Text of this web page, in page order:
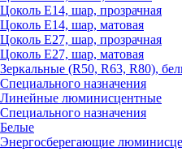
Цоколь Е14, шар, прозрачная
Цоколь Е14, шар, матовая
Цоколь Е27, шар, прозрачная
Цоколь Е27, шар, матовая
Зеркальные (R50, R63, R80),
Специального назначения
Линейные люминисцентные
Специального назначения
Белые
Энергосберегающие